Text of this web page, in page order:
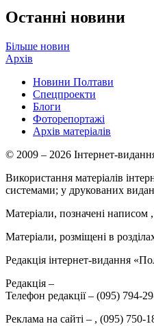
Останні новини
Більше новин
Архів
Новини Полтави
Спецпроекти
Блоги
Фоторепортажі
Архів матеріалів
© 2009 – 2026 Інтернет-
Використання матеріалів
системами; у друкованих
Матеріали, позначені написом
Матеріали, розміщені в
Редакція інтернет-видання
Редакція –
Телефон редакції – (095) 794-
Реклама на сайті – , (095) 750-